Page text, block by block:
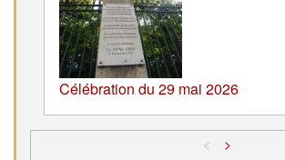
Célébration du 29 mai 2026
< >